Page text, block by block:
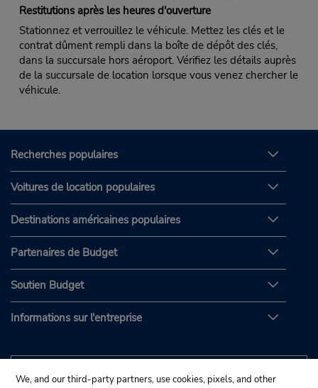
Restitutions après les heures d'ouverture
Stationnez et verrouillez le véhicule. Mettez les clés et le
contrat dûment rempli dans la boîte de dépôt des clés,
dans la succursale hors aéroport. Vérifiez les détails auprès
de la succursale de location lorsque vous venez chercher le
véhicule.
Recherches populaires
Voitures de location populaires
Destinations américaines populaires
Partenaires de Budget
Soutien Budget
Informations sur l'entreprise
We, and our third-party partners, use cookies, pixels, and other